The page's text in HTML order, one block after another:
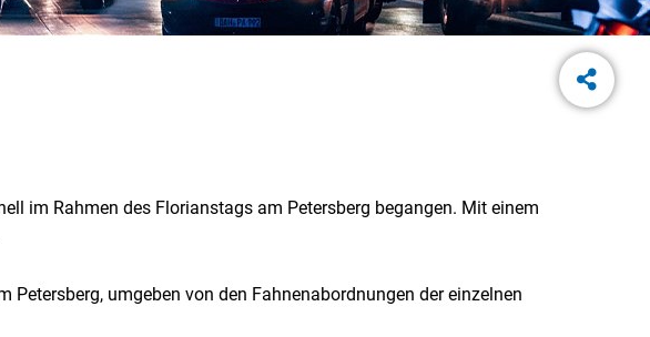
im Rahmen des Florianstags am Petersberg begangen. Mit einem
umgeben von den Fahnenabordnungen der einzelnen